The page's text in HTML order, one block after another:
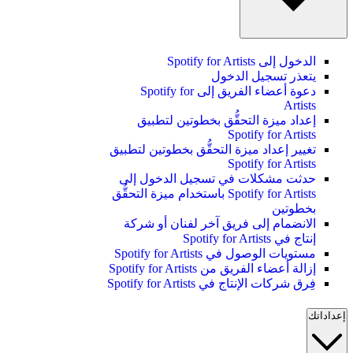
الدخول إلى Spotify for Artists
يتعذر تسجيل الدخول
دعوة أعضاء الفريق إلى Spotify for
Artists
إعداد ميزة التحقُّق بخطوتين لتطبيق
Spotify for Artists
تغيير إعداد ميزة التحقُّق بخطوتين لتطبيق
Spotify for Artists
حدثت مشكلات في تسجيل الدخول إلى
Spotify for Artists باستخدام ميزة التحقُّق
بخطوتين
الانضمام إلى فريق آخر لفنان أو شركة
إنتاج في Spotify for Artists
مستويات الوصول في Spotify for Artists
إزالة أعضاء الفريق من Spotify for Artists
فِرق شركات الإنتاج في Spotify for Artists
إعداداتك